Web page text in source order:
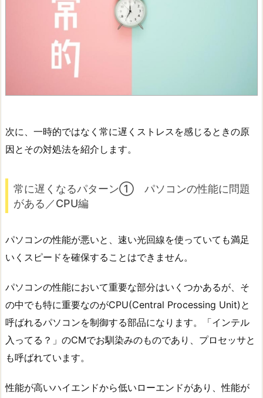
次に、一時的ではなく常に遅くストレスを感じるときの原
因とその対処法を紹介します。
常に遅くなるパターン① パソコンの性能に問題
がある／CPU編
パソコンの性能が悪いと、速い光回線を使っていても満足
いくスピードを確保することはできません。
パソコンの性能において重要な部分はいくつかあるが、そ
の中でも特に重要なのがCPU(Central Processing Unit)と
呼ばれるパソコンを制御する部品になります。「インテル
入ってる？」のCMでお馴染みのものであり、プロセッサと
も呼ばれています。
性能が高いハイエンドから低いローエンドがあり、性能が